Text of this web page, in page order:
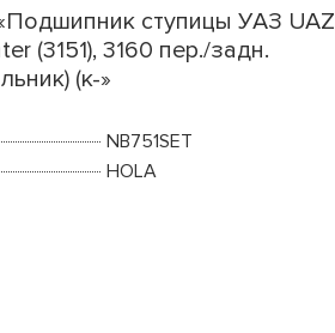
ступицы УАЗ UAZ
(3151), 3160 пер./задн.
(к-»
NB751SET
HOLA